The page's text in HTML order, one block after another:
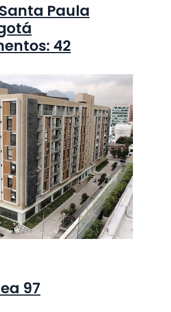
Paula
42
97